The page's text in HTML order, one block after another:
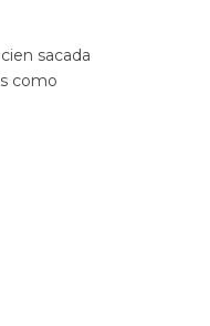
sacada
como